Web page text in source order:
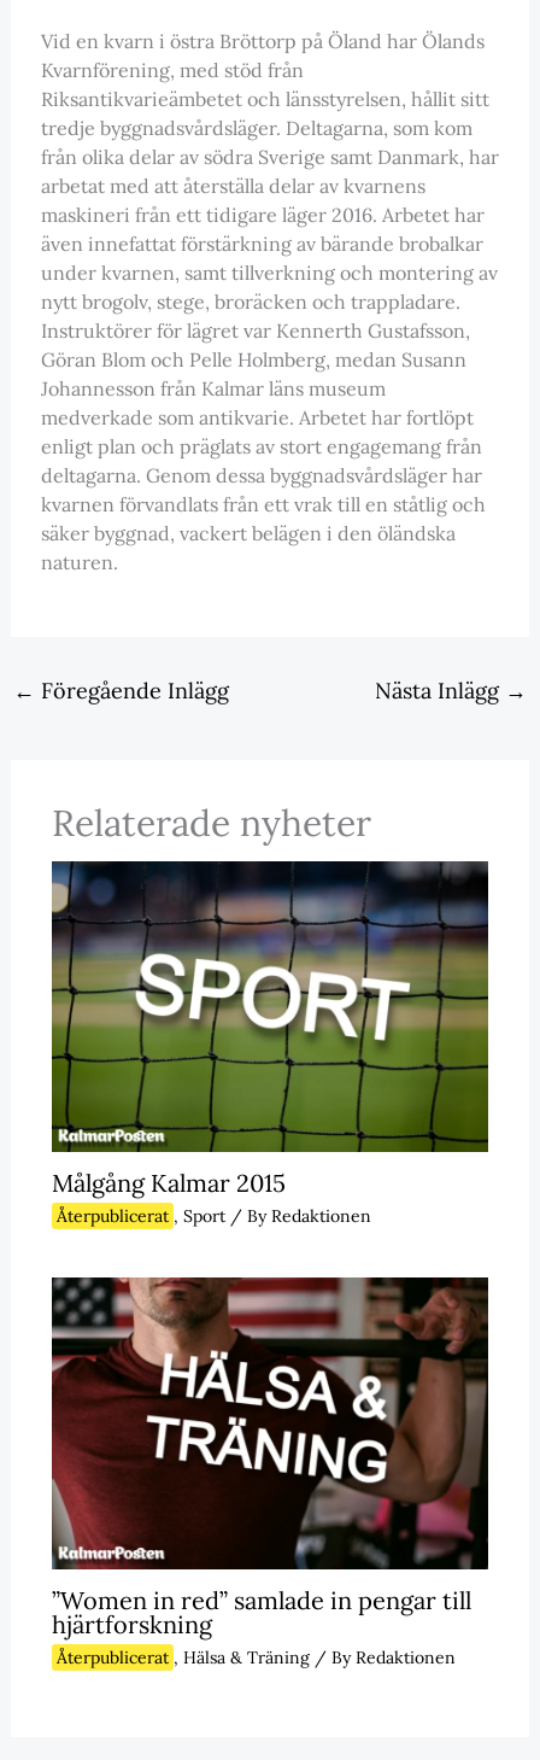
Vid en kvarn i östra Bröttorp på Öland har Ölands
Kvarnförening, med stöd från
Riksantikvarieämbetet och länsstyrelsen, hållit sitt
tredje byggnadsvårdsläger. Deltagarna, som kom
från olika delar av södra Sverige samt Danmark, har
arbetat med att återställa delar av kvarnens
maskineri från ett tidigare läger 2016. Arbetet har
även innefattat förstärkning av bärande brobalkar
under kvarnen, samt tillverkning och montering av
nytt brogolv, stege, broräcken och trappladare.
Instruktörer för lägret var Kennerth Gustafsson,
Göran Blom och Pelle Holmberg, medan Susann
Johannesson från Kalmar läns museum
medverkade som antikvarie. Arbetet har fortlöpt
enligt plan och präglats av stort engagemang från
deltagarna. Genom dessa byggnadsvårdsläger har
kvarnen förvandlats från ett vrak till en ståtlig och
säker byggnad, vackert belägen i den öländska
naturen.
← Föregående Inlägg Nästa Inlägg →
Relaterade nyheter
Målgång Kalmar 2015
Återpublicerat , Sport/ ByRedaktionen
”Women in red” samlade in pengar till
hjärtforskning
Återpublicerat , Hälsa & Träning/ ByRedaktionen